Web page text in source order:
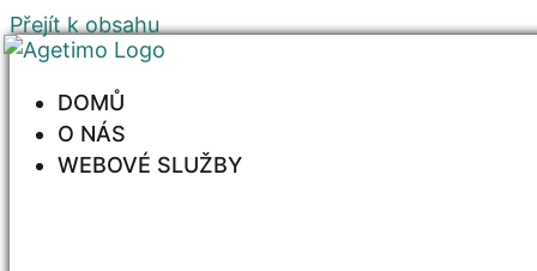
Přejít k obsahu
DOMŮ
O NÁS
WEBOVÉ SLUŽBY